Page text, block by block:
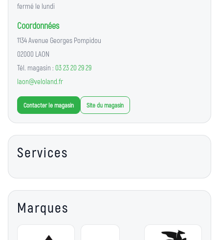
fermé le lundi
Coordonnées
1134 Avenue Georges Pompidou
02000 LAON
Tél. magasin : 03 23 20 29 29
laon@veloland.fr
Contacter le magasin Site du magasin
Services
Marques